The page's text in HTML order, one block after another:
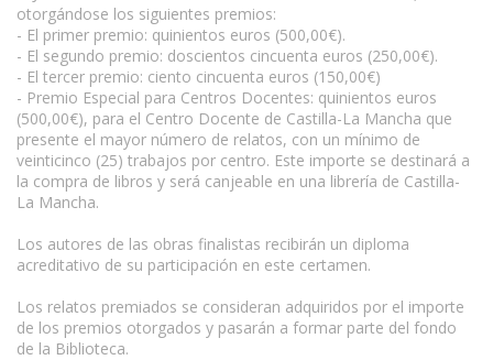
otorgándose los siguientes premios:
- El primer premio: quinientos euros (500,00€).
- El segundo premio: doscientos cincuenta euros (250,00€).
- El tercer premio: ciento cincuenta euros (150,00€)
- Premio Especial para Centros Docentes: quinientos euros
(500,00€), para el Centro Docente de Castilla-La Mancha que
presente el mayor número de relatos, con un mínimo de
veinticinco (25) trabajos por centro. Este importe se destinará a
la compra de libros y será canjeable en una librería de Castilla-
La Mancha.
Los autores de las obras finalistas recibirán un diploma
acreditativo de su participación en este certamen.
Los relatos premiados se consideran adquiridos por el importe
de los premios otorgados y pasarán a formar parte del fondo
de la Biblioteca.